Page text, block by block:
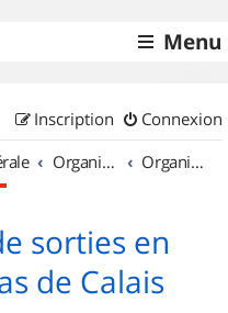
Menu
Connexion
Inscription
Organisation de sorties & Recherche de partenaires Organisation de sorties en région Nord Pas de Calais
sorties en
de Calais